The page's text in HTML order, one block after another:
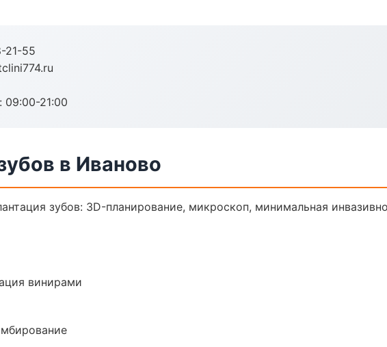
21-55
09:00-21:00
в Иваново
зубов: 3D-планирование, микроскоп, минимальная
винирами